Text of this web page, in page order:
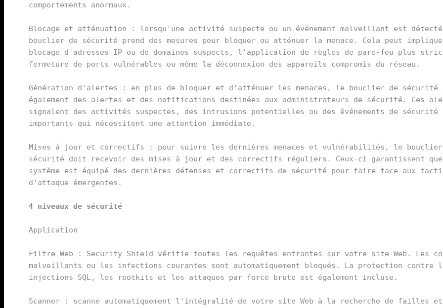
comportements anormaux.
Blocage et atténuation : lorsqu'une activité suspecte ou un événement malveillant est
bouclier de sécurité prend des mesures pour bloquer ou atténuer la menace. Cela peut
blocage d'adresses IP ou de domaines suspects, l'application de règles de pare-feu plus
fermeture de ports vulnérables ou même la déconnexion des appareils compromis du réseau.
Génération d'alertes : en plus de bloquer et d'atténuer les menaces, le bouclier de sécurité
également des alertes et des notifications destinées aux administrateurs de sécurité. Ces
signalent des activités suspectes, des intrusions potentielles ou des événements de sécurité
importants qui nécessitent une attention immédiate.
Mises à jour et correctifs : pour suivre les dernières menaces et vulnérabilités, le bouclier
sécurité doit recevoir des mises à jour et des correctifs réguliers. Ceux-ci garantissent
système est équipé des dernières défenses et correctifs de sécurité pour faire face aux
d'attaque émergentes.
4 niveaux de sécurité
Application
Filtre Web : Security Shield vérifie toutes les requêtes entrantes sur votre site Web. Les
malveillants ou les infections courantes sont automatiquement bloqués. La protection contre
injections SQL, les rootkits et les attaques par force brute est également incluse.
Scanner : scanne automatiquement l'intégralité de votre site Web à la recherche de failles et